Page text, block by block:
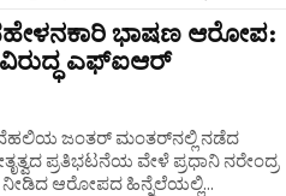
ಭಾಷಣ ಆರೋಪ:
ಎಫ್‌ಐಆರ್
ದೆಹಲಿಯ ಜಂತರ್ ಮಂತರ್‌ನಲ್ಲಿ ನಡೆದ
ಪ್ರತಿಭಟನೆಯ ವೇಳೆ ಪ್ರಧಾನಿ ನರೇಂದ್ರ
ಆರೋಪದ ಹಿನ್ನೆಲೆಯಲ್ಲಿ...